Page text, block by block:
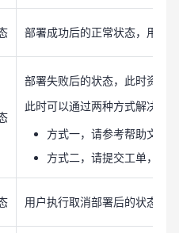
部署成功后的正常状态，用户
部署失败后的状态，此时资源
此时可以通过两种方式解决问
方式一，请参考帮助文档
方式二，请提交工单，由
用户执行取消部署后的状态。